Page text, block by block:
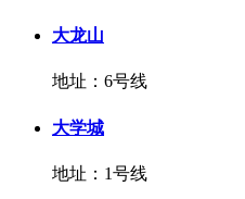
大龙山
地址：6号线
大学城
地址：1号线